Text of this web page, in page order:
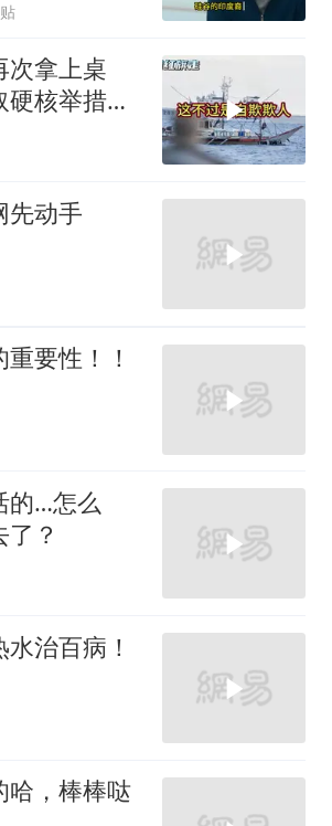
次拿上桌
核举措，
先动手
要性！！
的…怎么
？
治百病！
哈，棒棒哒